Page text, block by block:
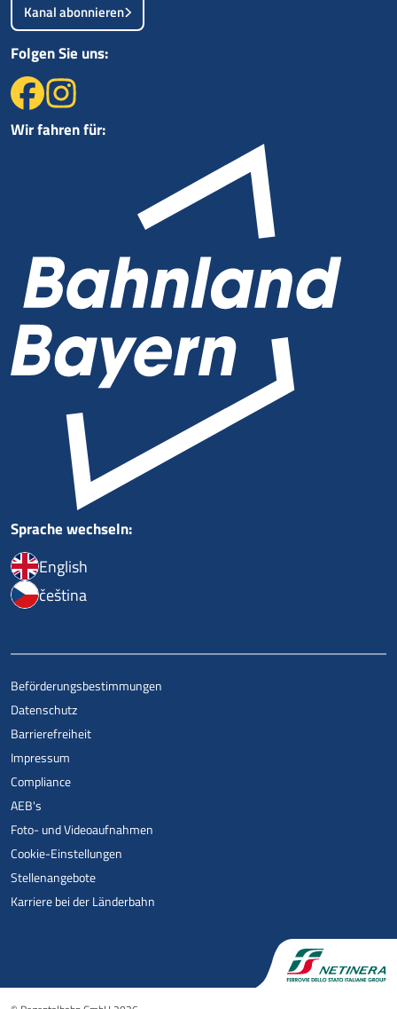
Kanal abonnieren
Folgen Sie uns:
Wir fahren für:
Sprache wechseln:
English
čeština
Beförderungsbestimmungen
Datenschutz
Barrierefreiheit
Impressum
Compliance
AEB's
Foto- und Videoaufnahmen
Cookie-Einstellungen
Stellenangebote
Karriere bei der Länderbahn